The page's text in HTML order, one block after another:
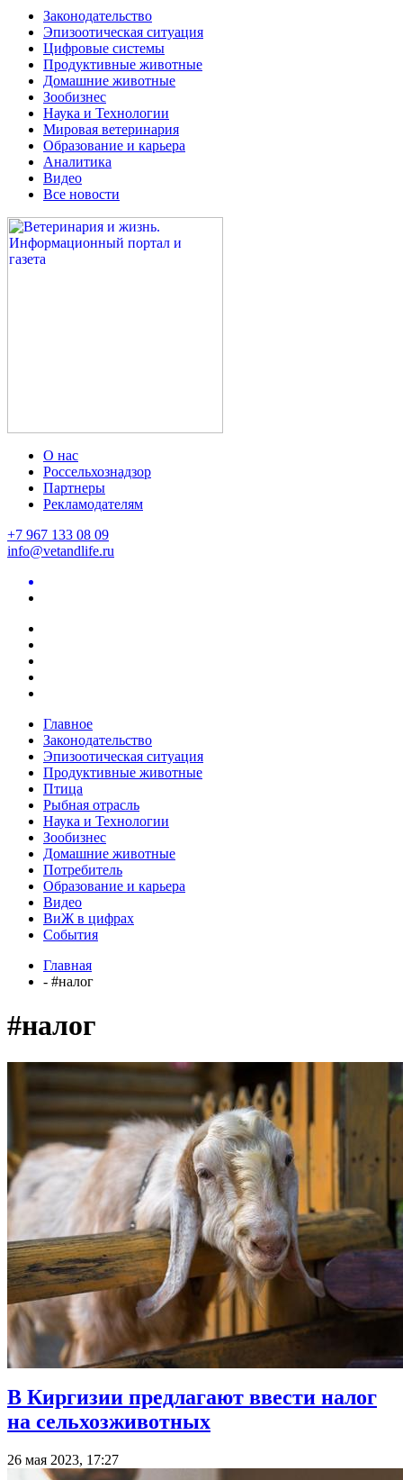
Законодательство
Эпизоотическая ситуация
Цифровые системы
Продуктивные животные
Домашние животные
Зообизнес
Наука и Технологии
Мировая ветеринария
Образование и карьера
Аналитика
Видео
Все новости
О нас
Россельхознадзор
Партнеры
Рекламодателям
+7 967 133 08 09
info@vetandlife.ru
Главное
Законодательство
Эпизоотическая ситуация
Продуктивные животные
Птица
Рыбная отрасль
Наука и Технологии
Зообизнес
Домашние животные
Потребитель
Образование и карьера
Видео
ВиЖ в цифрах
События
Главная
- #налог
#налог
В Киргизии предлагают ввести налог
на сельхозживотных
26 мая 2023, 17:27